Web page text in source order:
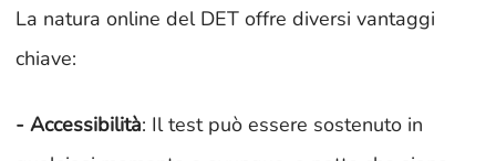
La natura online del DET offre diversi vantaggi
chiave:
- Accessibilità: Il test può essere sostenuto in